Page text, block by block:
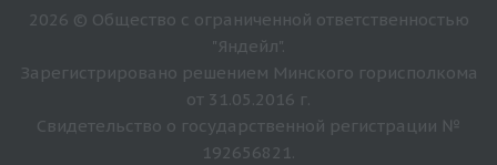
2026 © Общество с ограниченной ответственностью
"Яндейл".
Зарегистрировано решением Минского горисполкома
от 31.05.2016 г.
Свидетельство о государственной регистрации №
192656821.